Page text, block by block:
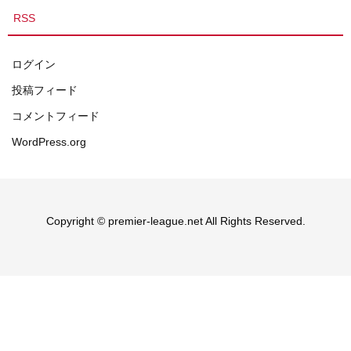
RSS
ログイン
投稿フィード
コメントフィード
WordPress.org
Copyright © premier-league.net All Rights Reserved.